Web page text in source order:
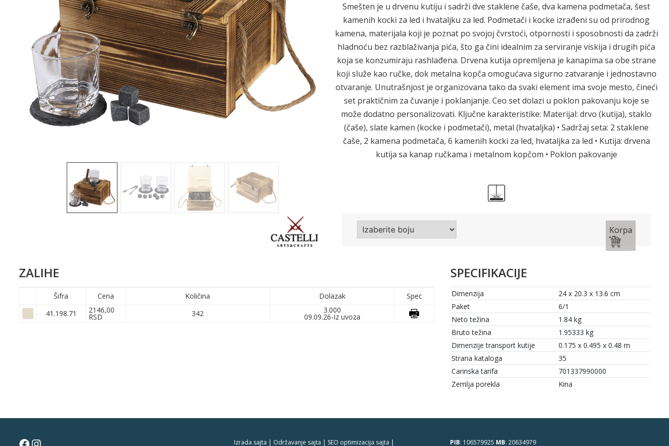
Sledeće Sledeće
Smešten je u drvenu kutiju i sadrži dve staklene čaše, dva kamena podmetača, šest
kamenih kocki za led i hvataljku za led. Podmetači i kocke izrađeni su od prirodnog
kamena, materijala koji je poznat po svojoj čvrstoći, otpornosti i sposobnosti da zadrži
hladnoću bez razblaživanja pića, što ga čini idealnim za serviranje viskija i drugih pića
koja se konzumiraju rashlađena. Drvena kutija opremljena je kanapima sa obe strane
koji služe kao ručke, dok metalna kopča omogućava sigurno zatvaranje i jednostavno
otvaranje. Unutrašnjost je organizovana tako da svaki element ima svoje mesto, čineći
set praktičnim za čuvanje i poklanjanje. Ceo set dolazi u poklon pakovanju koje se
može dodatno personalizovati. Ključne karakteristike: Materijal: drvo (kutija), staklo
(čaše), slate kamen (kocke i podmetači), metal (hvataljka) • Sadržaj seta: 2 staklene
čaše, 2 kamena podmetača, 6 kamenih kocki za led, hvataljka za led • Kutija: drvena
kutija sa kanap ručkama i metalnom kopčom • Poklon pakovanje
Korpa
ZALIHE
Šifra Cena Količina Dolazak
Spec
41.198.71
2146,00
RSD 342 3.000
09.09.26-Iz uvoza
SPECIFIKACIJE
Dimenzija
24 x 20.3 x 13.6 cm
Paket
6/1
Neto težina
1.84 kg
Bruto težina
1.95333 kg
Dimenzije transport kutije
0.175 x 0.495 x 0.48 m
Strana kataloga
35
Carinska tarifa
701337990000
Zemlja porekla
Kina
Izrada sajta | Održavanje sajta | SEO optimizacija sajta | PIB: 106579925 MB: 20634979